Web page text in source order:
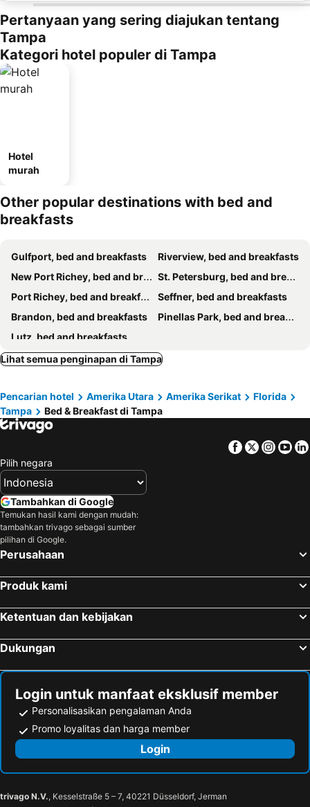
Pertanyaan yang sering diajukan tentang
Tampa
Kategori hotel populer di Tampa
Hotel
murah
Other popular destinations with bed and
breakfasts
Gulfport, bed and breakfasts
Riverview, bed and breakfasts
New Port Richey, bed and breakfasts
St. Petersburg, bed and breakfasts
Port Richey, bed and breakfasts
Seffner, bed and breakfasts
Brandon, bed and breakfasts
Pinellas Park, bed and breakfasts
Lutz, bed and breakfasts
Lihat semua penginapan di Tampa
Pencarian hotel Amerika Utara Amerika Serikat
Florida
Tampa
Bed & Breakfast di Tampa
Facebook
Twitter
Pilih negara
Tambahkan di Google
Temukan hasil kami dengan mudah:
tambahkan trivago sebagai sumber
pilihan di Google.
Perusahaan
Produk kami
Ketentuan dan kebijakan
Dukungan
Login untuk manfaat eksklusif member
Personalisasikan pengalaman Anda
Promo loyalitas dan harga member
Login
trivago N.V., Kesselstraße 5 – 7, 40221 Düsseldorf, Jerman